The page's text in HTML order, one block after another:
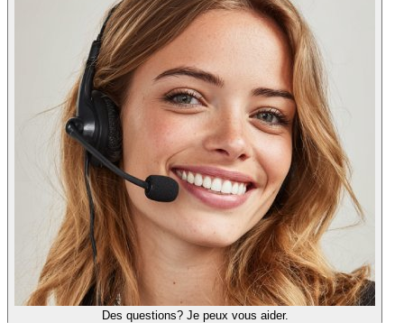
Des questions? Je peux vous aider.